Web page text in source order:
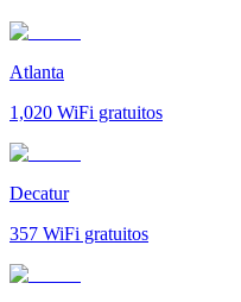
Atlanta
1,020 WiFi gratuitos
Decatur
357 WiFi gratuitos